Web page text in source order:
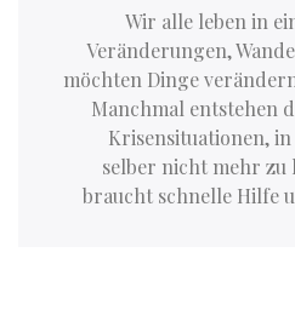
Wir alle leben in
Veränderungen,
möchten Dinge
Manchmal entstehen
Krisensituationen,
selber nicht mehr zu
braucht schnelle Hilfe